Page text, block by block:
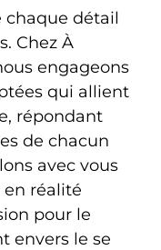
chaque détail
Chez À
engageons
qui allient
répondant
de chacun
avec vous
en réalité
pour le
envers le se